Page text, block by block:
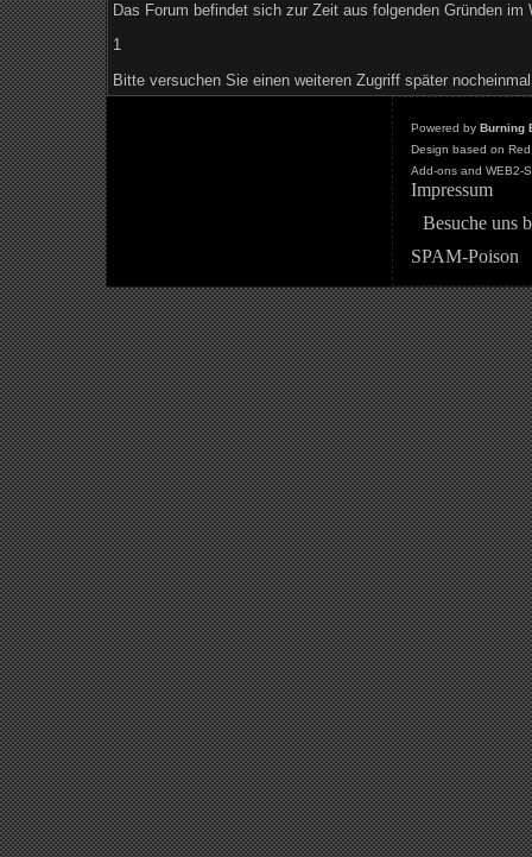
Das Forum befindet sich zur Zeit aus folgenden Gründen im
1
Bitte versuchen Sie einen weiteren Zugriff später
Powered by Burning
Design based on
Add-ons and WEB2-
Impressum
Besuche uns
SPAM-Poison